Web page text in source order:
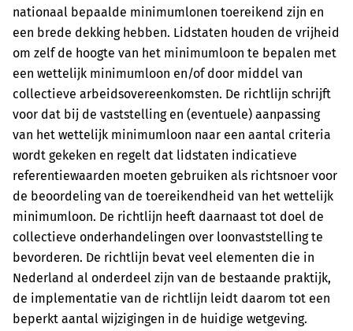
nationaal bepaalde minimumlonen toereikend zijn en
een brede dekking hebben. Lidstaten houden de vrijheid
om zelf de hoogte van het minimumloon te bepalen met
een wettelijk minimumloon en/of door middel van
collectieve arbeidsovereenkomsten. De richtlijn schrijft
voor dat bij de vaststelling en (eventuele) aanpassing
van het wettelijk minimumloon naar een aantal criteria
wordt gekeken en regelt dat lidstaten indicatieve
referentiewaarden moeten gebruiken als richtsnoer voor
de beoordeling van de toereikendheid van het wettelijk
minimumloon. De richtlijn heeft daarnaast tot doel de
collectieve onderhandelingen over loonvaststelling te
bevorderen. De richtlijn bevat veel elementen die in
Nederland al onderdeel zijn van de bestaande praktijk,
de implementatie van de richtlijn leidt daarom tot een
beperkt aantal wijzigingen in de huidige wetgeving.